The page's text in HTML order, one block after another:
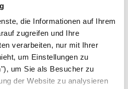
die Informationen auf Ihrem
zugreifen und Ihre
verarbeiten, nur mit Ihrer
um Einstellungen zu
um Sie als Besucher zu
der Website zu analysieren